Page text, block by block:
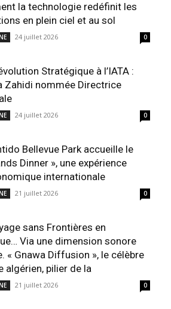
la technologie redéfinit les
en plein ciel et au sol
24 juillet 2026 0
Stratégique à l’IATA :
Zahidi nommée Directrice
24 juillet 2026 0
Bellevue Park accueille le
Dinner », une expérience
internationale
21 juillet 2026 0
sans Frontières en
Via une dimension sonore
« Gnawa Diffusion », le célèbre
algérien, pilier de la
21 juillet 2026 0